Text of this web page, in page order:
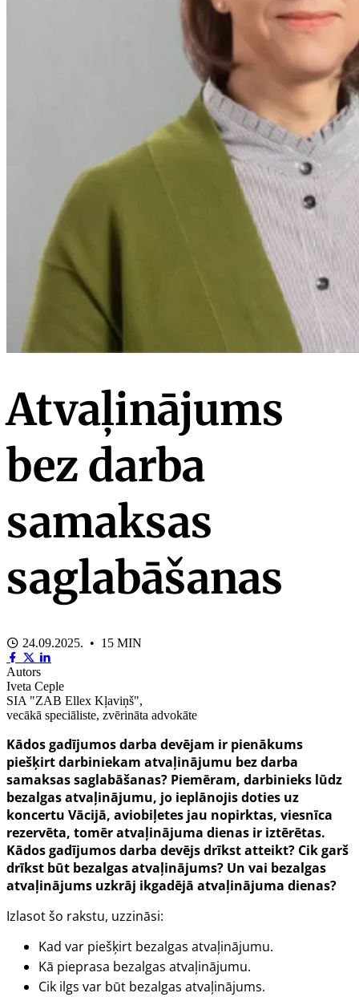
Atvaļinājums
bez darba
samaksas
saglabāšanas
24.09.2025. • 15 MIN
Autors
Iveta Ceple
SIA "ZAB Ellex Kļaviņš",
vecākā speciāliste, zvērināta advokāte
Kādos gadījumos darba devējam ir pienākums
piešķirt darbiniekam atvaļinājumu bez darba
samaksas saglabāšanas? Piemēram, darbinieks lūdz
bezalgas atvaļinājumu, jo ieplānojis doties uz
koncertu Vācijā, aviobiļetes jau nopirktas, viesnīca
rezervēta, tomēr atvaļinājuma dienas ir iztērētas.
Kādos gadījumos darba devējs drīkst atteikt? Cik garš
drīkst būt bezalgas atvaļinājums? Un vai bezalgas
atvaļinājums uzkrāj ikgadējā atvaļinājuma dienas?
Izlasot šo rakstu, uzzināsi:
Kad var piešķirt bezalgas atvaļinājumu.
Kā pieprasa bezalgas atvaļinājumu.
Cik ilgs var būt bezalgas atvaļinājums.